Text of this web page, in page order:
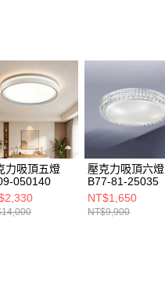
２．關於個人資
３．未成年的使
「AFTEE先享
任。
４．使用「
即時審查核予不
結果請求用戶進
５．嚴禁一人註
形，恩沛科技股
動。
力吸頂五燈
050140
壓克力吸頂六燈
B77-81-25035
NT$1,650
NT$9,900